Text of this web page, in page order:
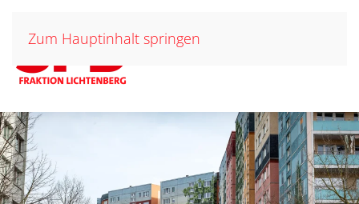
Zum Hauptinhalt springen